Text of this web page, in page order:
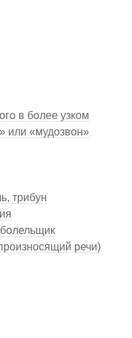
в более узком
или «мудозвон»
трибун
речи)